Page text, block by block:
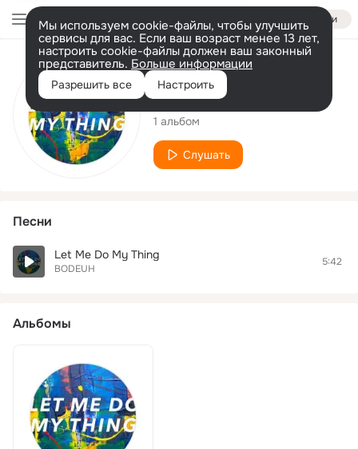
Войти
Мы используем cookie-файлы, чтобы улучшить
сервисы для вас. Если ваш возраст менее 13 лет,
настроить cookie-файлы должен ваш законный
представитель. Больше информации
Разрешить все Настроить
Исполнитель
BODEUH
1 альбом
Слушать
Песни
Let Me Do My Thing
BODEUH
5:42
Альбомы